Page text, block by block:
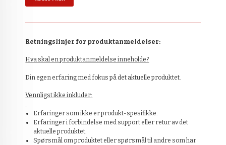
Retningslinjer for produktanmeldelser:
Hva skal en produktanmeldelse inneholde?
Din egen erfaring med fokus på det aktuelle produktet.
Vennligst ikke inkluder:
Erfaringer som ikke er produkt-spesifikke.
Erfaringer i forbindelse med support eller retur av det
aktuelle produktet.
Spørsmål om produktet eller spørsmål til andre som har